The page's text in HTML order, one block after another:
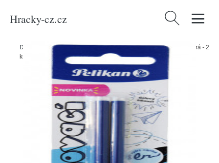
Hracky-cz.cz Vyhledávání
Domů Produkty Média/Knihy/Náplň do gumovacího pera, modrá - 2
ks